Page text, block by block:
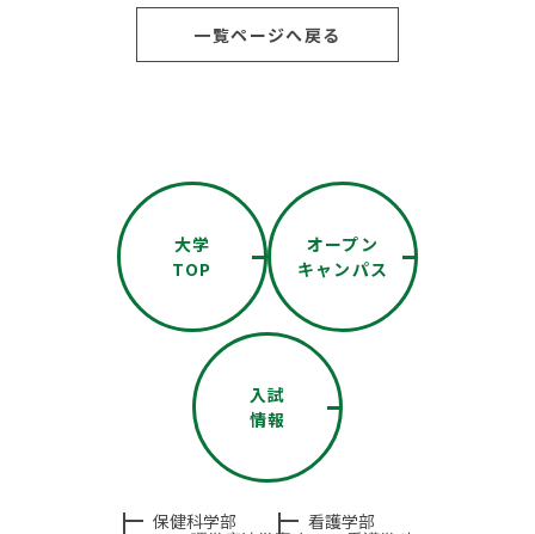
一覧ページへ戻る
大学
TOP
オープン
キャンパス
入試
情報
保健科学部 看護学部